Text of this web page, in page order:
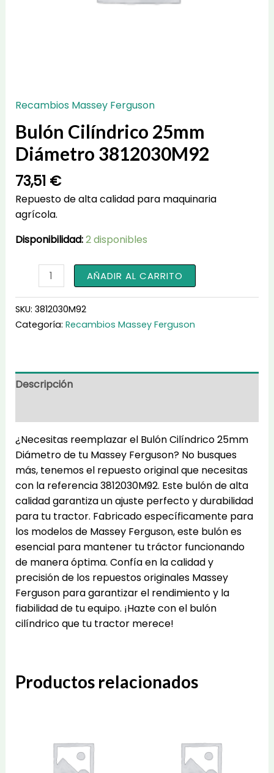
Recambios Massey Ferguson
Bulón Cilíndrico 25mm
Diámetro 3812030M92
73,51 €
Repuesto de alta calidad para maquinaria
agrícola.
Disponibilidad:2 disponibles
Cilíndrico
25mm
Diámetro
3812030M92
AÑADIR AL CARRITO
SKU: 3812030M92
Categoría: Recambios Massey Ferguson
Descripción
¿Necesitas reemplazar el Bulón Cilíndrico 25mm
Diámetro de tu Massey Ferguson? No busques
más, tenemos el repuesto original que necesitas
con la referencia 3812030M92. Este bulón de alta
calidad garantiza un ajuste perfecto y durabilidad
para tu tractor. Fabricado específicamente para
los modelos de Massey Ferguson, este bulón es
esencial para mantener tu tráctor funcionando
de manera óptima. Confía en la calidad y
precisión de los repuestos originales Massey
Ferguson para garantizar el rendimiento y la
fiabilidad de tu equipo. ¡Hazte con el bulón
cilíndrico que tu tractor merece!
Productos relacionados